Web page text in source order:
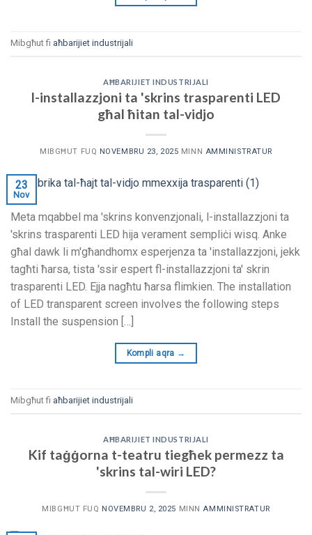
Mibgħut fi aħbarijiet industrijali
AĦBARIJIET INDUSTRIJALI
l-installazzjoni ta 'skrins trasparenti LED
għal ħitan tal-vidjo
MIBGĦUT FUQ NOVEMBRU 23, 2025 MINN AMMINISTRATUR
23
Nov
Meta mqabbel ma 'skrins konvenzjonali, l-installazzjoni ta
'skrins trasparenti LED hija verament sempliċi wisq. Anke
għal dawk li m'għandhomx esperjenza ta 'installazzjoni, jekk
tagħti ħarsa, tista 'ssir espert fl-installazzjoni ta' skrin
trasparenti LED. Ejja nagħtu ħarsa flimkien. The installation
of LED transparent screen involves the following steps
Install the suspension […]
Kompli aqra →
Mibgħut fi aħbarijiet industrijali
AĦBARIJIET INDUSTRIJALI
Kif taġġorna t-teatru tiegħek permezz ta
'skrins tal-wiri LED?
MIBGĦUT FUQ NOVEMBRU 2, 2025 MINNAMMINISTRATUR